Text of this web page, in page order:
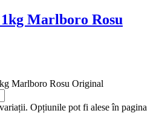
Marlboro Rosu
Marlboro Rosu Original
Opțiunile pot fi alese în pagina